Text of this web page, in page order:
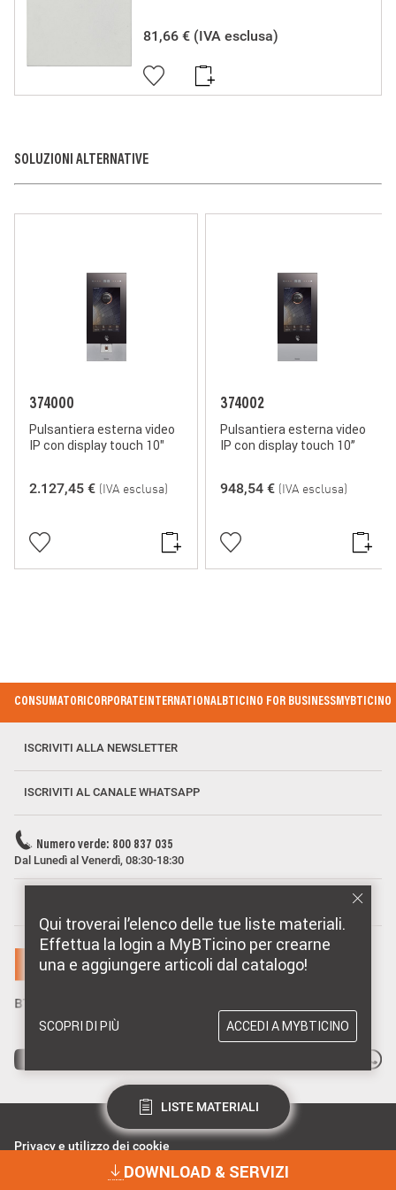
elettrica, essi non compromettono la sicurezza di persone,
animali domestici e beni se installati in modo corretto, secondo
la loro destinazione, e sottoposti a manutenzione non difettosa.
I prodotti BTicino certificati con il marchio IMQ (Istituto italiano
del Marchio di Qualità) sono inoltre conformi ai requisiti delle
81,66 € (IVA esclusa)
SOLUZIONI ALTERNATIVE
374000
Pulsantiera esterna video
IP con display touch 10"
2.127,45 € (IVA esclusa)
374002
Pulsantiera esterna video
IP con display touch 10”
948,54 € (IVA esclusa)
DOWNLOAD & SERVIZI
Qui troverai l’elenco delle tue liste materiali.
Effettua la login a MyBTicino per crearne
una e aggiungere articoli dal catalogo!
SCOPRI DI PIÙ ACCEDI A MYBTICINO
LISTE MATERIALI
Footer Menu
CONSUMATORICORPORATEINTERNATIONALBTICINO FOR BUSINESSMYBTICINO
ISCRIVITI ALLA NEWSLETTER
ISCRIVITI AL CANALE WHATSAPP
Numero verde: 800 837 035
Dal Lunedì al Venerdì, 08:30-18:30
Privacy e utilizzo dei cookie
Data Privacy e Cybersecurity